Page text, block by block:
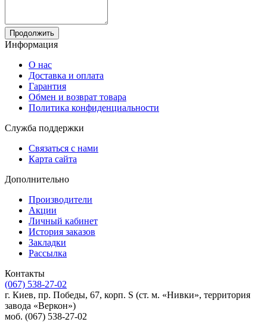
Продолжить
Информация
О нас
Доставка и оплата
Гарантия
Обмен и возврат товара
Политика конфиденциальности
Служба поддержки
Связаться с нами
Карта сайта
Дополнительно
Производители
Акции
Личный кабинет
История заказов
Закладки
Рассылка
Контакты
(067) 538-27-02
г. Киев, пр. Победы, 67, корп. S (ст. м. «Нивки», территория
завода «Веркон»)
моб. (067) 538-27-02